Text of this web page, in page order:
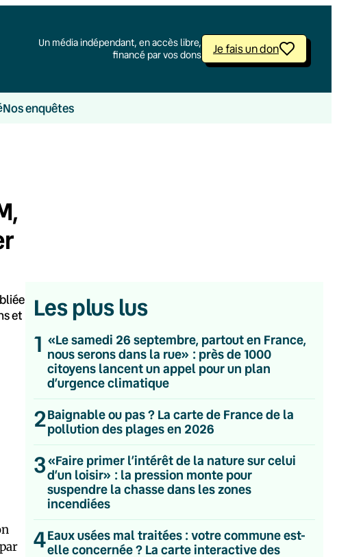
Un média indépendant, en accès libre,
financé par vos dons
Je fais un don
Nos enquêtes
et
Les plus lus
1 «Le samedi 26 septembre, partout en France,
nous serons dans la rue» : près de 1000
citoyens lancent un appel pour un plan
d’urgence climatique
2Baignable ou pas ? La carte de France de la
pollution des plages en 2026
3«Faire primer l’intérêt de la nature sur celui
d’un loisir» : la pression monte pour
suspendre la chasse dans les zones
incendiées
4Eaux usées mal traitées : votre commune est-
elle concernée ? La carte interactive des